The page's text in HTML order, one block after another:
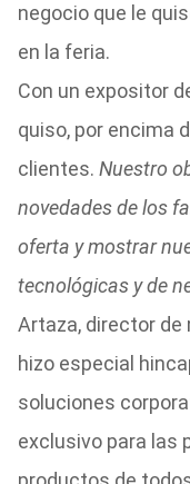
negocio que le
en la feria.
Con un expositor
quiso, por encima
clientes. Nuestro
novedades de los
oferta y mostrar
tecnológicas y de
Artaza, director de
hizo especial
soluciones
exclusivo para las